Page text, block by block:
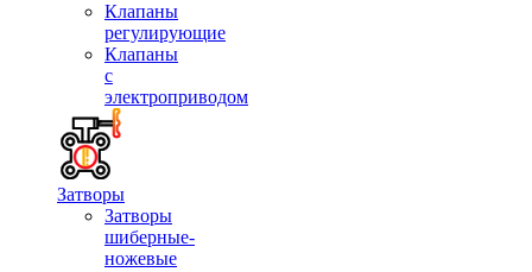
Клапаны
регулирующие
Клапаны
с
электроприводом
Затворы
Затворы
шиберные-
ножевые